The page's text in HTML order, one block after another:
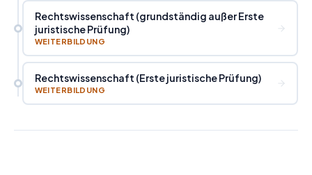
Rechtswissenschaft (grundständig außer Erste
juristische Prüfung)
WEITERBILDUNG
Rechtswissenschaft (Erste juristische Prüfung)
WEITERBILDUNG